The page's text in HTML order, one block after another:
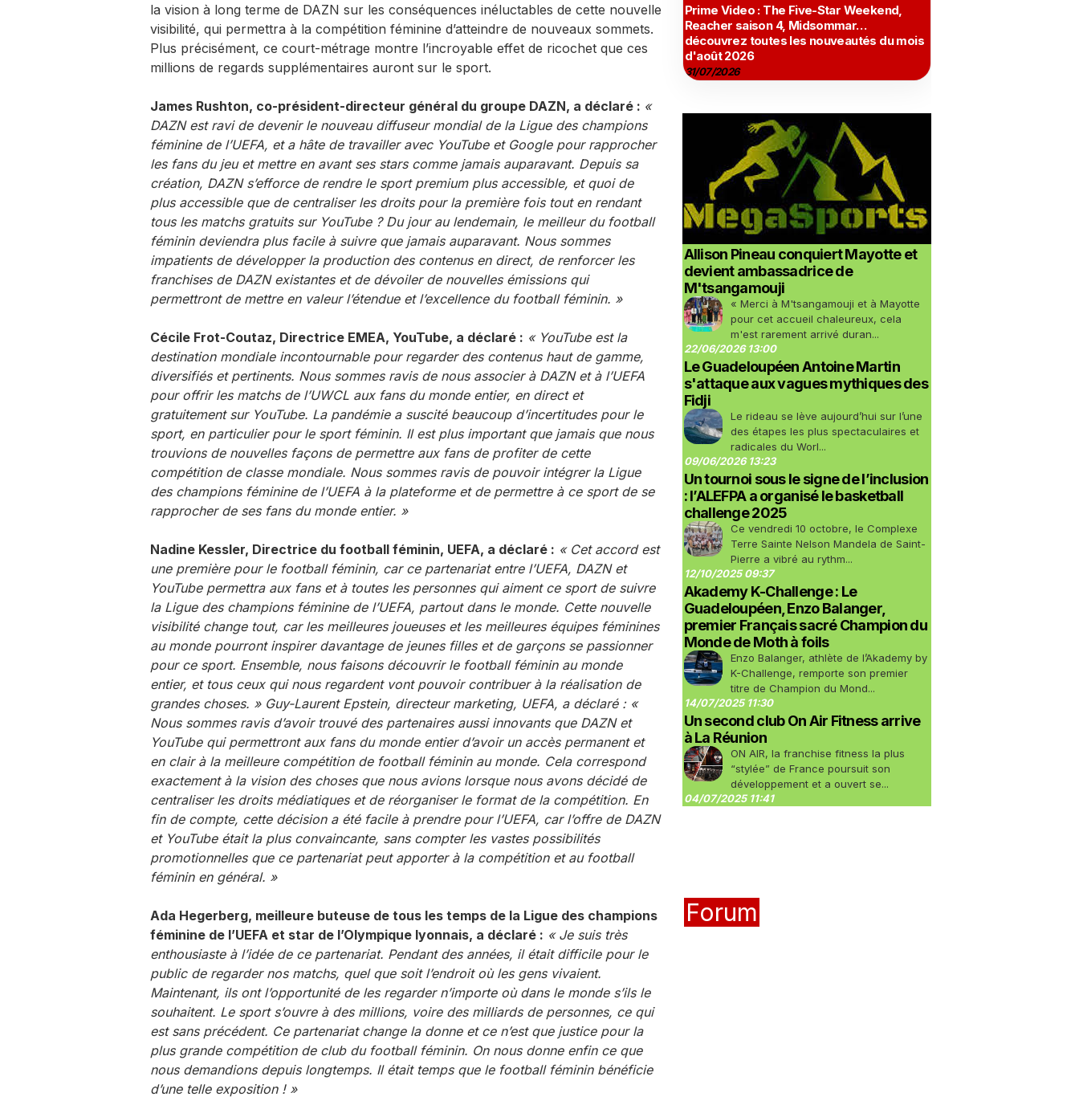
la vision à long terme de DAZN sur les conséquences inéluctables de cette nouvelle
visibilité, qui permettra à la compétition féminine d’atteindre de nouveaux sommets.
Plus précisément, ce court-métrage montre l’incroyable effet de ricochet que ces
millions de regards supplémentaires auront sur le sport.
James Rushton, co-président-directeur général du groupe DAZN, a déclaré : «
DAZN est ravi de devenir le nouveau diffuseur mondial de la Ligue des champions
féminine de l’UEFA, et a hâte de travailler avec YouTube et Google pour rapprocher
les fans du jeu et mettre en avant ses stars comme jamais auparavant. Depuis sa
création, DAZN s’efforce de rendre le sport premium plus accessible, et quoi de
plus accessible que de centraliser les droits pour la première fois tout en rendant
tous les matchs gratuits sur YouTube ? Du jour au lendemain, le meilleur du football
féminin deviendra plus facile à suivre que jamais auparavant. Nous sommes
impatients de développer la production des contenus en direct, de renforcer les
franchises de DAZN existantes et de dévoiler de nouvelles émissions qui
permettront de mettre en valeur l’étendue et l’excellence du football féminin. »
Cécile Frot-Coutaz, Directrice EMEA, YouTube, a déclaré : « YouTube est la
destination mondiale incontournable pour regarder des contenus haut de gamme,
diversifiés et pertinents. Nous sommes ravis de nous associer à DAZN et à l’UEFA
pour offrir les matchs de l’UWCL aux fans du monde entier, en direct et
gratuitement sur YouTube. La pandémie a suscité beaucoup d’incertitudes pour le
sport, en particulier pour le sport féminin. Il est plus important que jamais que nous
trouvions de nouvelles façons de permettre aux fans de profiter de cette
compétition de classe mondiale. Nous sommes ravis de pouvoir intégrer la Ligue
des champions féminine de l’UEFA à la plateforme et de permettre à ce sport de se
rapprocher de ses fans du monde entier. »
Nadine Kessler, Directrice du football féminin, UEFA, a déclaré : « Cet accord est
une première pour le football féminin, car ce partenariat entre l’UEFA, DAZN et
YouTube permettra aux fans et à toutes les personnes qui aiment ce sport de suivre
la Ligue des champions féminine de l’UEFA, partout dans le monde. Cette nouvelle
visibilité change tout, car les meilleures joueuses et les meilleures équipes féminines
au monde pourront inspirer davantage de jeunes filles et de garçons se passionner
pour ce sport. Ensemble, nous faisons découvrir le football féminin au monde
entier, et tous ceux qui nous regardent vont pouvoir contribuer à la réalisation de
grandes choses. » Guy-Laurent Epstein, directeur marketing, UEFA, a déclaré : «
Nous sommes ravis d’avoir trouvé des partenaires aussi innovants que DAZN et
YouTube qui permettront aux fans du monde entier d’avoir un accès permanent et
en clair à la meilleure compétition de football féminin au monde. Cela correspond
exactement à la vision des choses que nous avions lorsque nous avons décidé de
centraliser les droits médiatiques et de réorganiser le format de la compétition. En
fin de compte, cette décision a été facile à prendre pour l’UEFA, car l’offre de DAZN
et YouTube était la plus convaincante, sans compter les vastes possibilités
promotionnelles que ce partenariat peut apporter à la compétition et au football
féminin en général. »
Ada Hegerberg, meilleure buteuse de tous les temps de la Ligue des champions
féminine de l’UEFA et star de l’Olympique lyonnais, a déclaré : « Je suis très
enthousiaste à l’idée de ce partenariat. Pendant des années, il était difficile pour le
public de regarder nos matchs, quel que soit l’endroit où les gens vivaient.
Maintenant, ils ont l’opportunité de les regarder n’importe où dans le monde s’ils le
souhaitent. Le sport s’ouvre à des millions, voire des milliards de personnes, ce qui
est sans précédent. Ce partenariat change la donne et ce n’est que justice pour la
plus grande compétition de club du football féminin. On nous donne enfin ce que
nous demandions depuis longtemps. Il était temps que le football féminin bénéficie
d’une telle exposition ! »
Prime Video : The Five-Star Weekend,
Reacher saison 4, Midsommar…
découvrez toutes les nouveautés du mois
d'août 2026
31/07/2026
Allison Pineau conquiert Mayotte et
devient ambassadrice de
M'tsangamouji
« Merci à M'tsangamouji et à Mayotte
pour cet accueil chaleureux, cela
m'est rarement arrivé duran...
22/06/2026 13:00
Le Guadeloupéen Antoine Martin
s'attaque aux vagues mythiques des
Fidji
Le rideau se lève aujourd’hui sur l’une
des étapes les plus spectaculaires et
radicales du Worl...
09/06/2026 13:23
Un tournoi sous le signe de l’inclusion
: l’ALEFPA a organisé le basketball
challenge 2025
Ce vendredi 10 octobre, le Complexe
Terre Sainte Nelson Mandela de Saint-
Pierre a vibré au rythm...
12/10/2025 09:37
Akademy K-Challenge : Le
Guadeloupéen, Enzo Balanger,
premier Français sacré Champion du
Monde de Moth à foils
Enzo Balanger, athlète de l’Akademy by
K-Challenge, remporte son premier
titre de Champion du Mond...
14/07/2025 11:30
Un second club On Air Fitness arrive
à La Réunion
ON AIR, la franchise fitness la plus
“stylée” de France poursuit son
développement et a ouvert se...
04/07/2025 11:41
Forum